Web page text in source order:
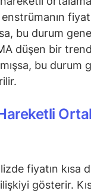
bu durum
düşen bir
bu durum
fiyatın kısa
gösterir.